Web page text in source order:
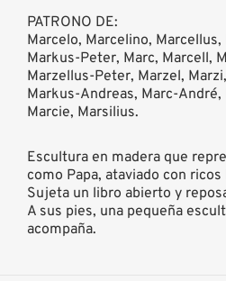
PATRONO DE:
Marcelo, Marcelino,
Markus-Peter, Marc, Marcell,
Marzellus-Peter, Marzel,
Markus-Andreas, Marc-
Marcie, Marsilius.
Escultura en madera que
como Papa, ataviado con
Sujeta un libro abierto y
A sus pies, una pequeña
acompaña.